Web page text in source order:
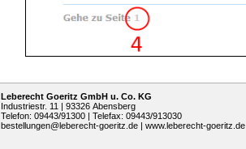
Leberecht Goeritz GmbH u. Co. KG
Industriestr. 11 | 93326 Abensberg
Telefon: 09443/91300 | Telefax: 09443/913030
bestellungen@leberecht-goeritz.de | www.leberecht-goeritz.de